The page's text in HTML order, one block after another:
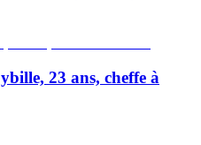
23 ans, cheffe à